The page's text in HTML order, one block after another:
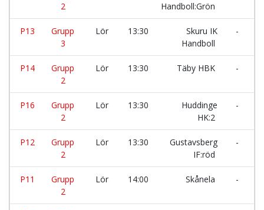
2
Handboll:Grön
P13
Grupp
3
Lör 13:30
Skuru IK
Handboll
-
P14
Grupp
2
Lör 13:30 Täby HBK -
P16
Grupp
2
Lör 13:30
Huddinge
HK:2
-
P12
Grupp
2
Lör 13:30
Gustavsberg
IF:röd
-
P11
Grupp
2
Lör 14:00 Skånela -